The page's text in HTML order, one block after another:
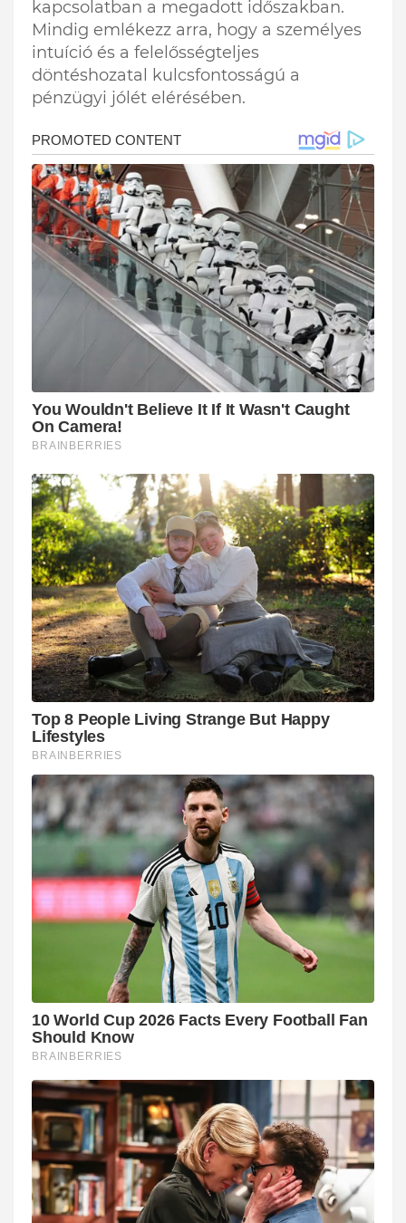
kapcsolatban a megadott időszakban.
Mindig emlékezz arra, hogy a személyes
intuíció és a felelősségteljes
döntéshozatal kulcsfontosságú a
pénzügyi jólét elérésében.